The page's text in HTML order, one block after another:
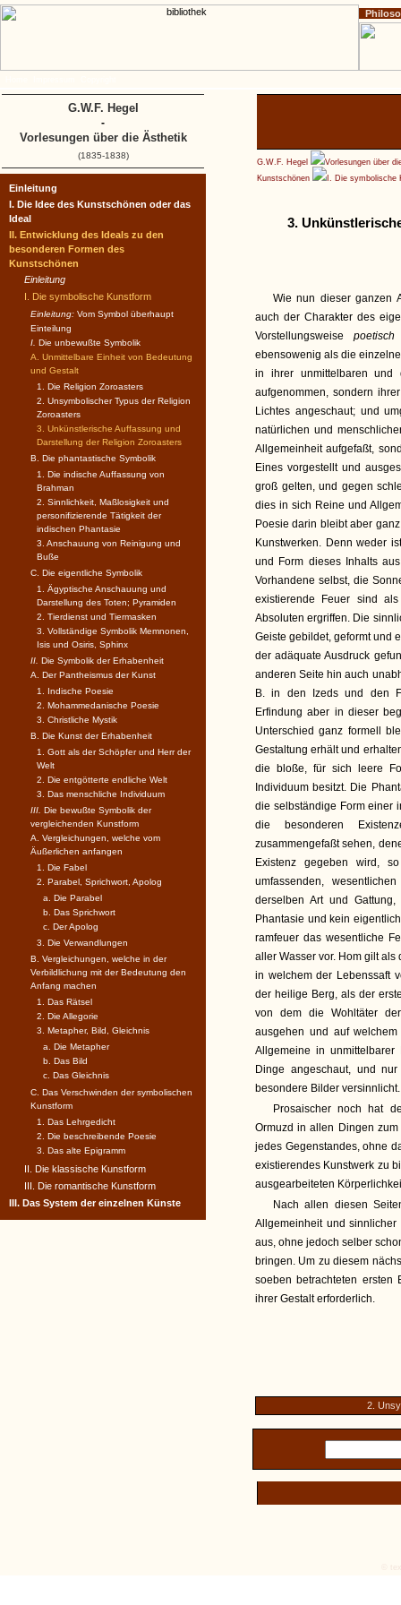
G.W.F. Hegel
Vorlesungen über
Kunstschönen
I. Die symbolische
3.
Wie nun dieser ganzen
auch der Charakter des
Vorstellungsweise
ebensowenig als die
in ihrer unmittelbaren und
aufgenommen, sondern
Lichtes angeschaut; und
natürlichen und
Allgemeinheit aufgefaßt,
Eines vorgestellt und
groß gelten, und gegen
dies in sich Reine und
Poesie darin bleibt aber
Kunstwerken. Denn weder
und Form dieses Inhalts
Vorhandene selbst, die
existierende Feuer sind
Absoluten ergriffen. Die
Geiste gebildet, geformt und
der adäquate Ausdruck
anderen Seite hin auch
B. in den Izeds und den
Erfindung aber in dieser
Unterschied ganz formell
Gestaltung erhält und
die bloße, für sich leere
Individuum besitzt. Die
die selbständige Form einer
die besonderen
zusammengefaßt sehen,
Existenz gegeben wird,
umfassenden,
derselben Art und
Phantasie und kein
ramfeuer das wesentliche
aller Wasser vor. Hom gilt
in welchem der Lebenssaft
der heilige Berg, als der
von dem die Wohltäter
ausgehen und auf
Allgemeine in
Dinge angeschaut, und
besondere Bilder versinnlicht.
Prosaischer noch hat
Ormuzd in allen Dingen
jedes Gegenstandes, ohne
existierendes Kunstwerk zu
ausgearbeiteten
Nach allen diesen
Allgemeinheit und
aus, ohne jedoch selber
bringen. Um zu diesem
soeben betrachteten ersten
ihrer Gestalt erforderlich.
2.
Einleitung
I. Die Idee des Kunstschönen oder das
Ideal
II. Entwicklung des Ideals zu den
besonderen Formen des
Kunstschönen
Einleitung
I. Die symbolische Kunstform
Einleitung: Vom Symbol überhaupt
Einteilung
I. Die unbewußte Symbolik
A. Unmittelbare Einheit von Bedeutung
und Gestalt
1. Die Religion Zoroasters
2. Unsymbolischer Typus der Religion
Zoroasters
3. Unkünstlerische Auffassung und
Darstellung der Religion Zoroasters
B. Die phantastische Symbolik
1. Die indische Auffassung von
Brahman
2. Sinnlichkeit, Maßlosigkeit und
personifizierende Tätigkeit der
indischen Phantasie
3. Anschauung von Reinigung und
Buße
C. Die eigentliche Symbolik
1. Ägyptische Anschauung und
Darstellung des Toten; Pyramiden
2. Tierdienst und Tiermasken
3. Vollständige Symbolik Memnonen,
Isis und Osiris, Sphinx
II. Die Symbolik der Erhabenheit
A. Der Pantheismus der Kunst
1. Indische Poesie
2. Mohammedanische Poesie
3. Christliche Mystik
B. Die Kunst der Erhabenheit
1. Gott als der Schöpfer und Herr der
Welt
2. Die entgötterte endliche Welt
3. Das menschliche Individuum
III. Die bewußte Symbolik der
vergleichenden Kunstform
A. Vergleichungen, welche vom
Äußerlichen anfangen
1. Die Fabel
2. Parabel, Sprichwort, Apolog
a. Die Parabel
b. Das Sprichwort
c. Der Apolog
3. Die Verwandlungen
B. Vergleichungen, welche in der
Verbildlichung mit der Bedeutung den
Anfang machen
1. Das Rätsel
2. Die Allegorie
3. Metapher, Bild, Gleichnis
a. Die Metapher
b. Das Bild
c. Das Gleichnis
C. Das Verschwinden der symbolischen
Kunstform
1. Das Lehrgedicht
2. Die beschreibende Poesie
3. Das alte Epigramm
II. Die klassische Kunstform
III. Die romantische Kunstform
III. Das System der einzelnen Künste
G.W.F. Hegel
-
Vorlesungen über die Ästhetik
(1835-1838)